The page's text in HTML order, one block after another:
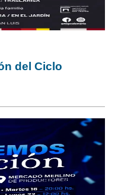
del Ciclo